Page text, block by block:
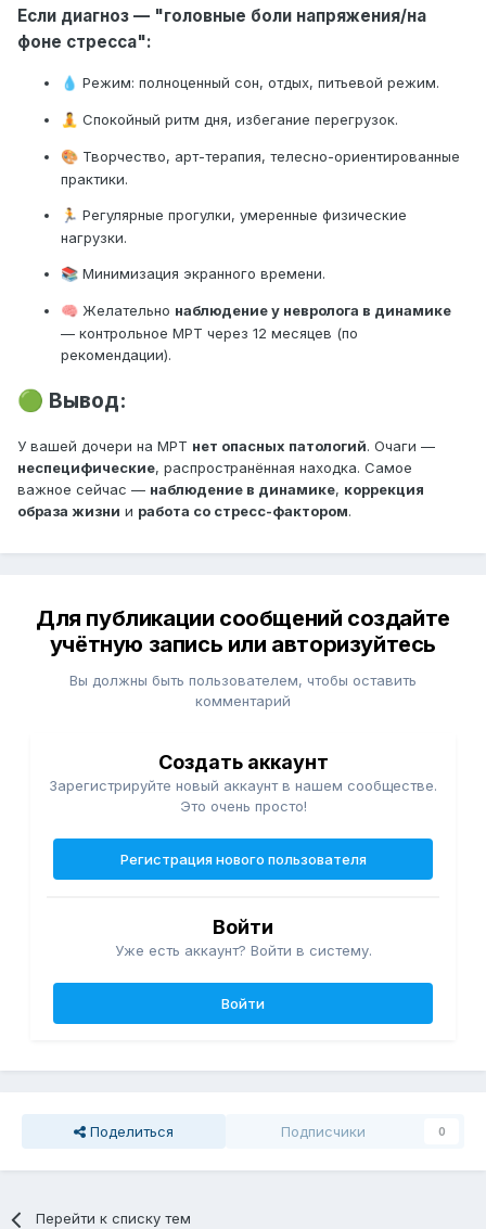
Если диагноз — "головные боли напряжения/на
фоне стресса":
💧 Режим: полноценный сон, отдых, питьевой режим.
🧘 Спокойный ритм дня, избегание перегрузок.
🎨 Творчество, арт-терапия, телесно-ориентированные
практики.
🏃 Регулярные прогулки, умеренные физические
нагрузки.
📚 Минимизация экранного времени.
🧠 Желательно наблюдение у невролога в динамике
— контрольное МРТ через 12 месяцев (по
рекомендации).
🟢 Вывод:
У вашей дочери на МРТ нет опасных патологий. Очаги —
неспецифические, распространённая находка. Самое
важное сейчас — наблюдение в динамике, коррекция
образа жизни и работа со стресс-фактором.
Для публикации сообщений создайте
учётную запись или авторизуйтесь
Вы должны быть пользователем, чтобы оставить
комментарий
Создать аккаунт
Зарегистрируйте новый аккаунт в нашем сообществе.
Это очень просто!
Регистрация нового пользователя
Войти
Уже есть аккаунт? Войти в систему.
Войти
Поделиться Подписчики 0
Перейти к списку тем